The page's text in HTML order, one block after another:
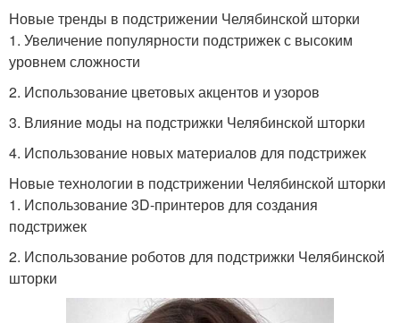
Новые тренды в подстрижении Челябинской шторки
1. Увеличение популярности подстрижек с высоким
уровнем сложности
2. Использование цветовых акцентов и узоров
3. Влияние моды на подстрижки Челябинской шторки
4. Использование новых материалов для подстрижек
Новые технологии в подстрижении Челябинской шторки
1. Использование 3D-принтеров для создания
подстрижек
2. Использование роботов для подстрижки Челябинской
шторки